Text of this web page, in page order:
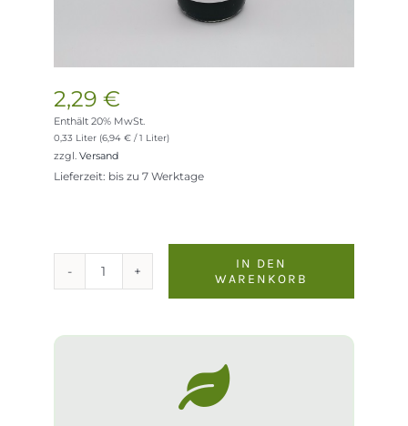
2,29€
Enthält 20% MwSt.
0,33 Liter (6,94€ / 1 Liter)
zzgl.Versand
Lieferzeit: bis zu 7 Werktage
Bio-
IN DEN
WARENKORB